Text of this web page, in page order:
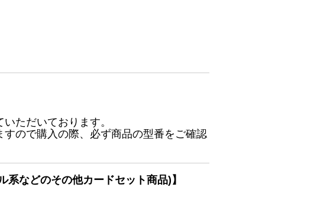
ただいております。
ので購入の際、必ず商品の型番をご確認
系などのその他カードセット商品)】